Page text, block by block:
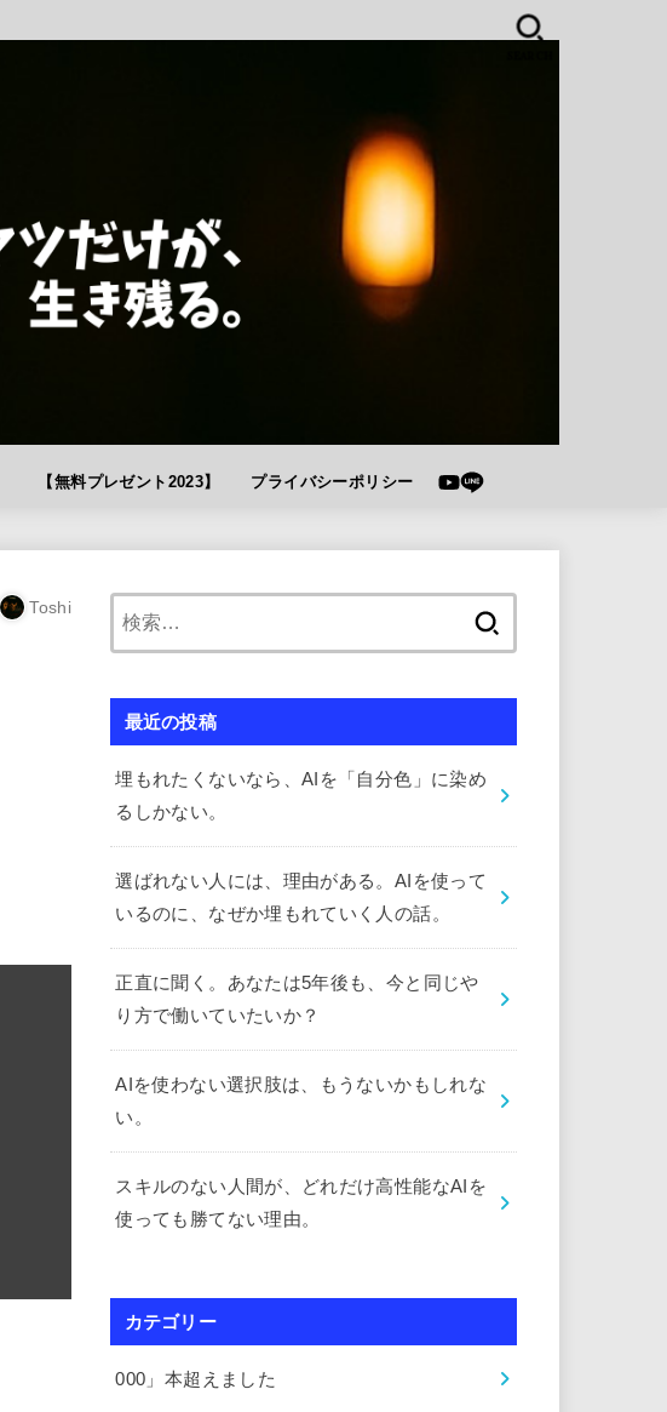
【無料プレゼント2023】 プライバシーポリシー
Toshi
最近の投稿
埋もれたくないなら、AIを「自分色」に染め
るしかない。
選ばれない人には、理由がある。AIを使って
いるのに、なぜか埋もれていく人の話。
正直に聞く。あなたは5年後も、今と同じや
り方で働いていたいか？
AIを使わない選択肢は、もうないかもしれな
い。
スキルのない人間が、どれだけ高性能なAIを
使っても勝てない理由。
カテゴリー
000」本超えました